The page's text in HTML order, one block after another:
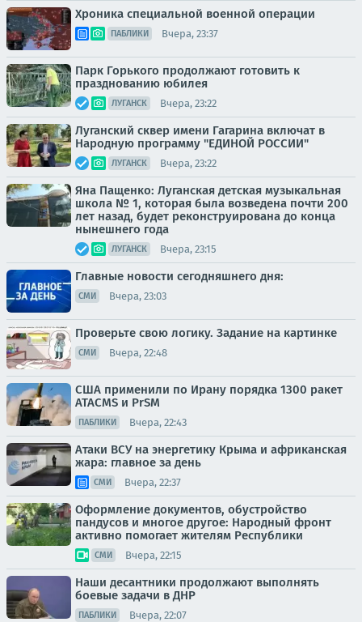
Хроника специальной военной операции
ПАБЛИКИ Вчера, 23:37
Парк Горького продолжают готовить к
празднованию юбилея
ЛУГАНСК Вчера, 23:22
Луганский сквер имени Гагарина включат в
Народную программу "ЕДИНОЙ РОССИИ"
ЛУГАНСК Вчера, 23:22
Яна Пащенко: Луганская детская музыкальная
школа № 1, которая была возведена почти 200
лет назад, будет реконструирована до конца
нынешнего года
ЛУГАНСК Вчера, 23:15
Главные новости сегодняшнего дня:
СМИ Вчера, 23:03
Проверьте свою логику. Задание на картинке
СМИ Вчера, 22:48
США применили по Ирану порядка 1300 ракет
ATACMS и PrSM
ПАБЛИКИ Вчера, 22:43
Атаки ВСУ на энергетику Крыма и африканская
жара: главное за день
СМИ Вчера, 22:37
Оформление документов, обустройство
пандусов и многое другое: Народный фронт
активно помогает жителям Республики
СМИ Вчера, 22:15
Наши десантники продолжают выполнять
боевые задачи в ДНР
ПАБЛИКИ Вчера, 22:07